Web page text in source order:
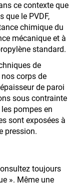
ce contexte que
que le PVDF,
chimique du
mécanique et à
standard.
de
corps de
de paroi
sous contrainte
pompes en
sont exposées à
pression.
toujours
». Même une